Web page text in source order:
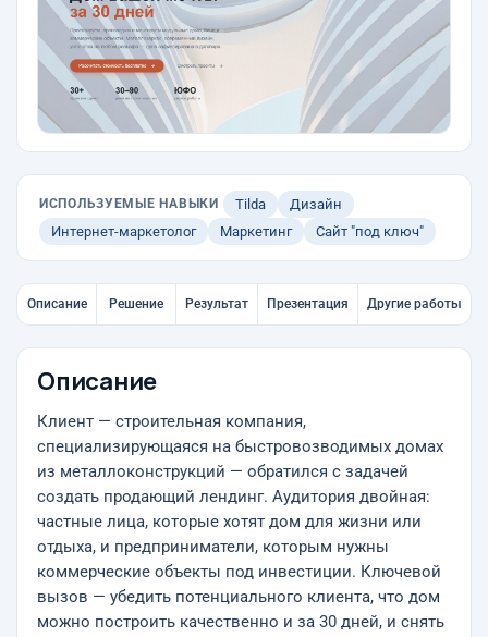
ИСПОЛЬЗУЕМЫЕ НАВЫКИ Tilda
Дизайн
Интернет-маркетолог
Маркетинг Сайт "под ключ"
Описание Решение Результат Презентация Другие работы
Описание
Клиент — строительная компания,
специализирующаяся на быстровозводимых домах
из металлоконструкций — обратился с задачей
создать продающий лендинг. Аудитория двойная:
частные лица, которые хотят дом для жизни или
отдыха, и предприниматели, которым нужны
коммерческие объекты под инвестиции. Ключевой
вызов — убедить потенциального клиента, что дом
можно построить качественно и за 30 дней, и снять